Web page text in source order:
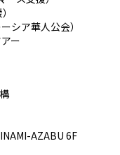
シア華人公会）
ー
AZABU 6F